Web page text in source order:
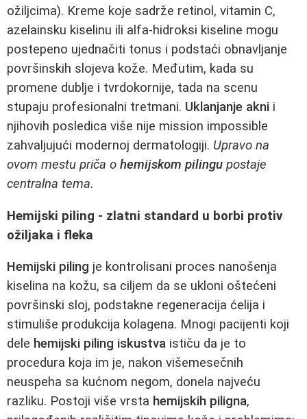
ožiljcima). Kreme koje sadrže retinol, vitamin C,
azelainsku kiselinu ili alfa-hidroksi kiseline mogu
postepeno ujednačiti tonus i podstaći obnavljanje
površinskih slojeva kože. Međutim, kada su
promene dublje i tvrdokornije, tada na scenu
stupaju profesionalni tretmani. Uklanjanje akni i
njihovih posledica više nije mission impossible
zahvaljujući modernoj dermatologiji. Upravo na
ovom mestu priča o hemijskom pilingu postaje
centralna tema.
Hemijski piling - zlatni standard u borbi protiv
ožiljaka i fleka
Hemijski piling je kontrolisani proces nanošenja
kiselina na kožu, sa ciljem da se ukloni oštećeni
površinski sloj, podstakne regeneracija ćelija i
stimuliše produkcija kolagena. Mnogi pacijenti koji
dele hemijski piling iskustva ističu da je to
procedura koja im je, nakon višemesečnih
neuspeha sa kućnom negom, donela najveću
razliku. Postoji više vrsta hemijskih piligna,